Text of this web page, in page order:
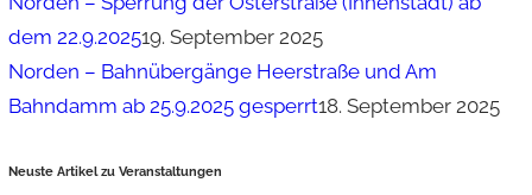
dem 22.9.202519. September 2025
Norden – Bahnübergänge Heerstraße und Am
Bahndamm ab 25.9.2025 gesperrt18. September 2025
Neuste Artikel zu Veranstaltungen